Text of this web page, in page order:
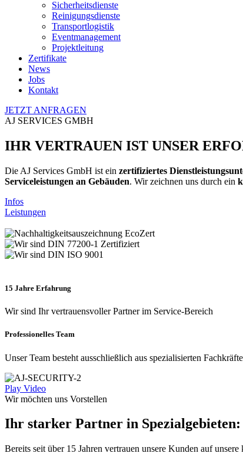
Sicherheitsdienste
Reinigungsdienste
Transportlogistik
Eventmanagement
Projektleitung
Zertifikate
News
Jobs
Kontakt
JETZT ANFRAGEN
AJ SERVICES GMBH
IHR VERTRAUEN IST UNSER
Die AJ Services GmbH ist ein zertifiziertes
Serviceleistungen an Gebäuden. Wir zeichnen uns durch ein
Infos
Leistungen
15 Jahre Erfahrung
Wir sind Ihr vertrauensvoller Partner im Service-Bereich
Professionelles Team
Unser Team besteht ausschließlich aus spezialisierten
Play Video
Wir möchten uns Vorstellen
Ihr starker Partner in Spezialgebieten:
Bereits seit über 15 Jahren vertrauen unsere Kunden auf